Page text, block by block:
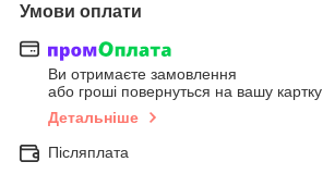
Умови оплати
Ви отримаєте замовлення
або гроші повернуться на вашу картку
Детальніше
Післяплата